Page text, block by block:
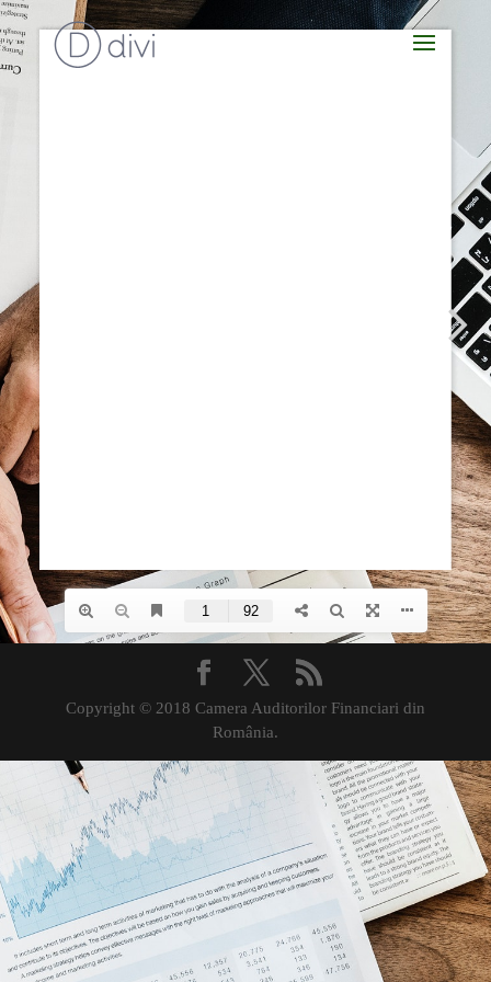
Copyright © 2018 Camera Auditorilor Financiari din
România.